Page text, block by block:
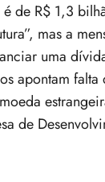
de R$ 1,3
mas a
uma
apontam
de